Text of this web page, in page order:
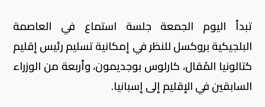
تبدأ اليوم الجمعة جلسة استماع في العاصمة
البلجيكية بروكسل للنظر في إمكانية تسليم رئيس إقليم
كتالونيا المُقال، كارلوس بوجديمون، وأربعة من الوزراء
السابقين في الإقليم إلى إسبانيا.